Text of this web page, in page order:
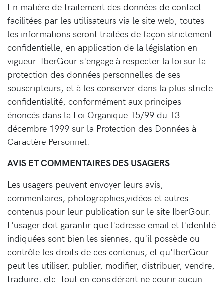
En matière de traitement des données de contact
facilitées par les utilisateurs via le site web, toutes
les informations seront traitées de façon strictement
confidentielle, en application de la législation en
vigueur. IberGour s'engage à respecter la loi sur la
protection des données personnelles de ses
souscripteurs, et à les conserver dans la plus stricte
confidentialité, conformément aux principes
énoncés dans la Loi Organique 15/99 du 13
décembre 1999 sur la Protection des Données à
Caractère Personnel.
AVIS ET COMMENTAIRES DES USAGERS
Les usagers peuvent envoyer leurs avis,
commentaires, photographies,vidéos et autres
contenus pour leur publication sur le site IberGour.
L'usager doit garantir que l'adresse email et l'identité
indiquées sont bien les siennes, qu'il possède ou
contrôle les droits de ces contenus, et qu'IberGour
peut les utiliser, publier, modifier, distribuer, vendre,
traduire, etc. tout en considérant ne courir aucun